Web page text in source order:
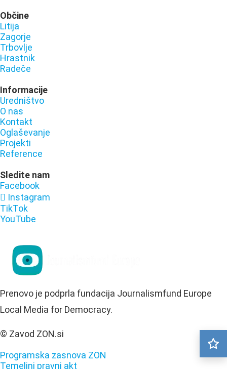
Občine
Litija
Zagorje
Trbovlje
Hrastnik
Radeče
Informacije
Uredništvo
O nas
Kontakt
Oglaševanje
Projekti
Reference
Sledite nam
Facebook
Instagram
TikTok
YouTube
Prenovo je podprla fundacija Journalismfund Europe
Local Media for Democracy.
© Zavod ZON.si
Programska zasnova ZON
Temeljni pravni akt